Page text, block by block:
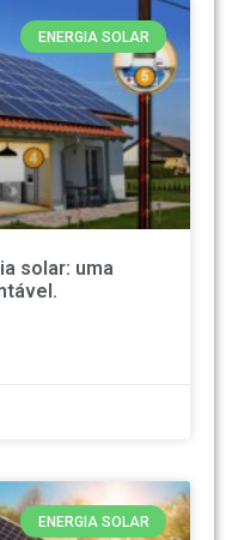
ENERGIA SOLAR
solar: uma
ENERGIA SOLAR